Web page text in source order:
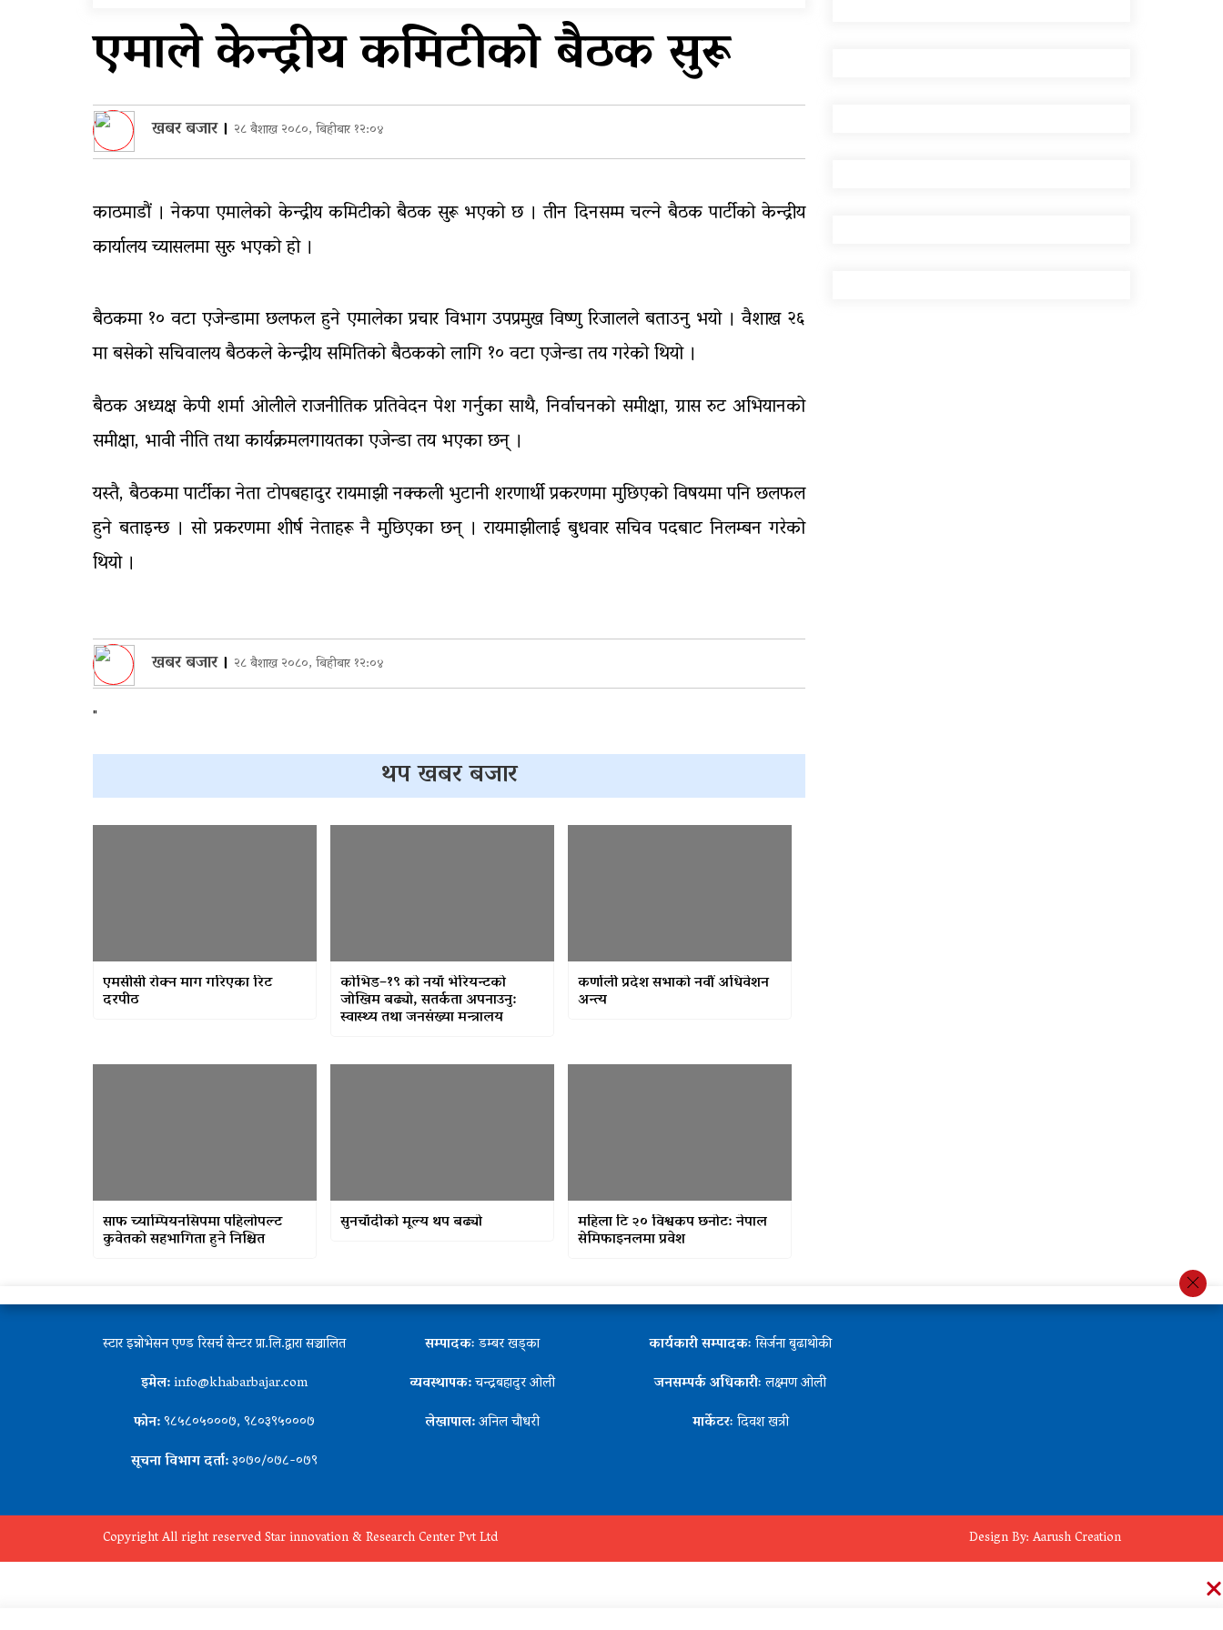
शुल्कदर यस्तो छ…
आठ लाख २१ हजार घुससहित
सिँचाइ डिभिजन सर्लाहीका
प्रमुख र अधिकृत पक्राउ
घरमाथि पहिरो खस्दा ३ वर्षीय
बालकको मृत्यु, दुई घाइते
एमाले केन्द्रीय कमिटीको बैठक सुरू
खबर बजार। २८ बैशाख २०८०, बिहीबार १२:०४
काठमाडौं । नेकपा एमालेको केन्द्रीय कमिटीको बैठक सुरू भएको छ । तीन दिनसम्म चल्ने बैठक पार्टीको केन्द्रीय
कार्यालय च्यासलमा सुरु भएको हो ।
बैठकमा १० वटा एजेन्डामा छलफल हुने एमालेका प्रचार विभाग उपप्रमुख विष्णु रिजालले बताउनु भयो । वैशाख २६
मा बसेको सचिवालय बैठकले केन्द्रीय समितिको बैठकको लागि १० वटा एजेन्डा तय गरेको थियो ।
बैठक अध्यक्ष केपी शर्मा ओलीले राजनीतिक प्रतिवेदन पेश गर्नुका साथै, निर्वाचनको समीक्षा, ग्रास रुट अभियानको
समीक्षा, भावी नीति तथा कार्यक्रमलगायतका एजेन्डा तय भएका छन् ।
यस्तै, बैठकमा पार्टीका नेता टोपबहादुर रायमाझी नक्कली भुटानी शरणार्थी प्रकरणमा मुछिएको विषयमा पनि छलफल
हुने बताइन्छ । सो प्रकरणमा शीर्ष नेताहरू नै मुछिएका छन् । रायमाझीलाई बुधवार सचिव पदबाट निलम्बन गरेको
थियो ।
खबर बजार। २८ बैशाख २०८०, बिहीबार १२:०४
"
थप खबर बजार
एमसीसी रोक्न माग गरिएका रिट
दरपीठ
कोभिड–१९ को नयाँ भेरियन्टको
जोखिम बढ्यो, सतर्कता अपनाउनु:
स्वास्थ्य तथा जनसंख्या मन्त्रालय
कर्णाली प्रदेश सभाको नवौं अधिवेशन
अन्त्य
साफ च्याम्पियनसिपमा पहिलोपल्ट
कुवेतको सहभागिता हुने निश्चित
सुनचाँदीको मूल्य थप बढ्यो महिला टि २० विश्वकप छनोट: नेपाल
सेमिफाइनलमा प्रवेश
स्टार इन्नोभेसन एण्ड रिसर्च सेन्टर प्रा.लि.द्वारा सञ्चालित
इमेल:info@khabarbajar.com
फोन:९८५८०५०००७, ९८०३९५०००७
सूचना विभाग दर्ता:३०७०/०७८-०७९
सम्पादकःडम्बर खड्का
व्यवस्थापक:चन्द्रबहादुर ओली
लेखापाल:अनिल चौधरी
कार्यकारी सम्पादकःसिर्जना बुढाथोकी
जनसम्पर्क अधिकारीःलक्ष्मण ओली
मार्केटरःदिवश खत्री
Copyright All right reserved Star innovation & Research Center Pvt Ltd Design By:Aarush Creation